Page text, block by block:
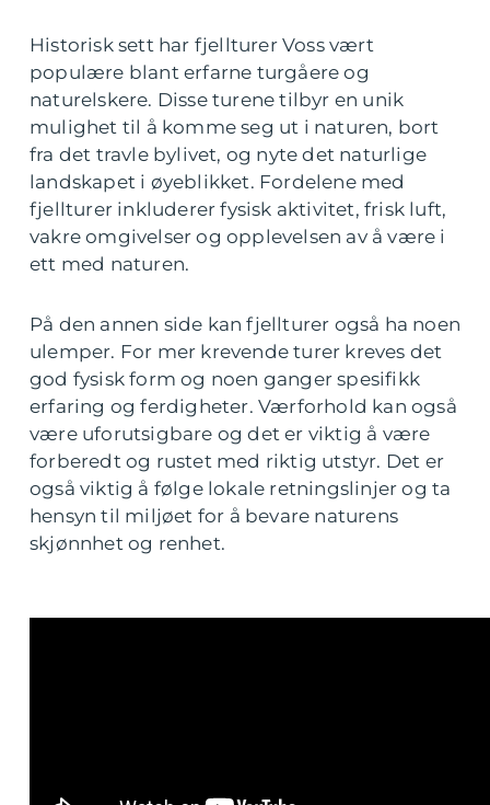
Historisk sett har fjellturer Voss vært
populære blant erfarne turgåere og
naturelskere. Disse turene tilbyr en unik
mulighet til å komme seg ut i naturen, bort
fra det travle bylivet, og nyte det naturlige
landskapet i øyeblikket. Fordelene med
fjellturer inkluderer fysisk aktivitet, frisk luft,
vakre omgivelser og opplevelsen av å være i
ett med naturen.
På den annen side kan fjellturer også ha noen
ulemper. For mer krevende turer kreves det
god fysisk form og noen ganger spesifikk
erfaring og ferdigheter. Værforhold kan også
være uforutsigbare og det er viktig å være
forberedt og rustet med riktig utstyr. Det er
også viktig å følge lokale retningslinjer og ta
hensyn til miljøet for å bevare naturens
skjønnhet og renhet.